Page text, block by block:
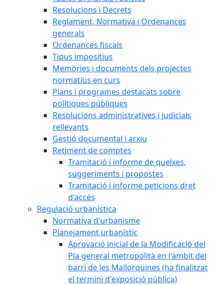
Resolucions i Decrets
Reglament, Normativa i Ordenances
generals
Ordenances fiscals
Tipus impositius
Memòries i documents dels projectes
normatius en curs
Plans i programes destacats sobre
polítiques públiques
Resolucions administratives i judicials
rellevants
Gestió documental i arxiu
Retiment de comptes
Tramitació i informe de queixes,
suggeriments i propostes
Tramitació i informe peticions dret
d'accés
Regulació urbanística
Normativa d'urbanisme
Planejament urbanístic
Aprovació inicial de la Modificació del
Pla general metropolità en l'àmbit del
barri de les Mallorquines (ha finalitzat
el termini d'exposició pública)